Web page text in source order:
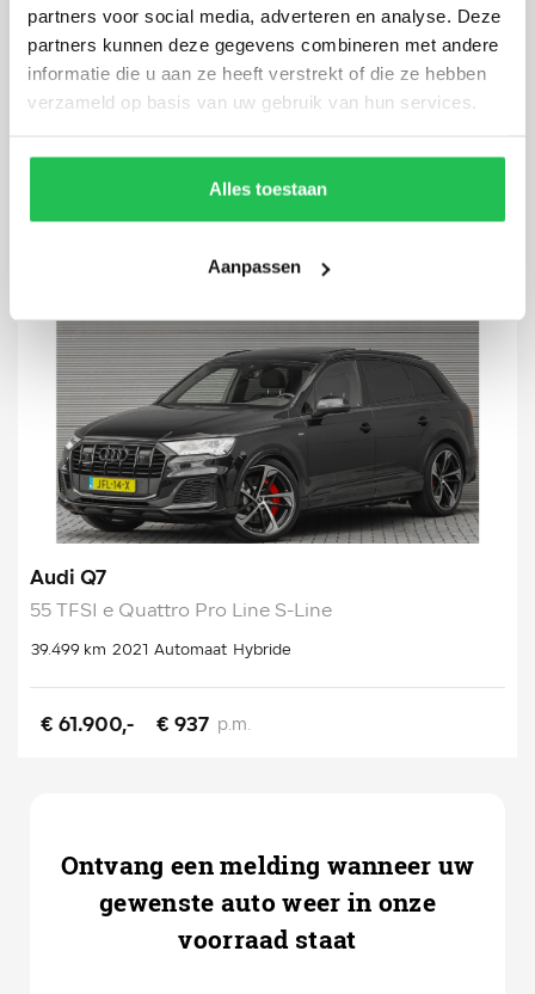
partners voor social media, adverteren en analyse. Deze
partners kunnen deze gegevens combineren met andere
informatie die u aan ze heeft verstrekt of die ze hebben
verzameld op basis van uw gebruik van hun services.
Alles toestaan
Aanpassen
Sportback 55 TFSI e S-Line
94.395 km 2022 Automaat Hybride
Audi Q7
55 TFSI e Quattro Pro Line S-Line
39.499 km 2021 Automaat Hybride
€ 61.900,- € 937 p.m.
Ontvang een melding wanneer uw
gewenste auto weer in onze
voorraad staat